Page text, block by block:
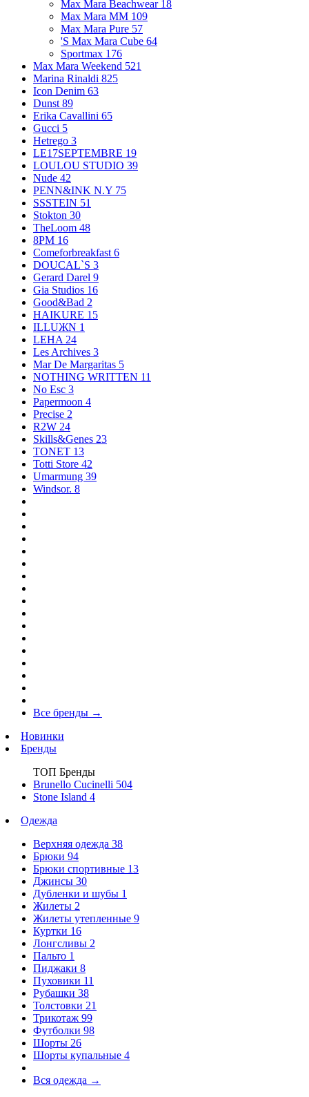
Max Mara Beachwear 18
Max Mara MM 109
Max Mara Pure 57
'S Max Mara Cube 64
Sportmax 176
Max Mara Weekend 521
Marina Rinaldi 825
Icon Denim 63
Dunst 89
Erika Cavallini 65
Gucci 5
Hetrego 3
LE17SEPTEMBRE 19
LOULOU STUDIO 39
Nude 42
PENN&INK N.Y 75
SSSTEIN 51
Stokton 30
TheLoom 48
8PM 16
Comeforbreakfast 6
DOUCAL`S 3
Gerard Darel 9
Gia Studios 16
Good&Bad 2
HAIKURE 15
ILLUЖN 1
LEHA 24
Les Archives 3
Mar De Margaritas 5
NOTHING WRITTEN 11
No Esc 3
Papermoon 4
Precise 2
R2W 24
Skills&Genes 23
TONET 13
Totti Store 42
Umarmung 39
Windsor. 8
Все бренды →
Новинки
Бренды
ТОП Бренды
Brunello Cucinelli 504
Stone Island 4
Одежда
Верхняя одежда 38
Брюки 94
Брюки спортивные 13
Джинсы 30
Дубленки и шубы 1
Жилеты 2
Жилеты утепленные 9
Куртки 16
Лонгсливы 2
Пальто 1
Пиджаки 8
Пуховики 11
Рубашки 38
Толстовки 21
Трикотаж 99
Футболки 98
Шорты 26
Шорты купальные 4
Вся одежда →